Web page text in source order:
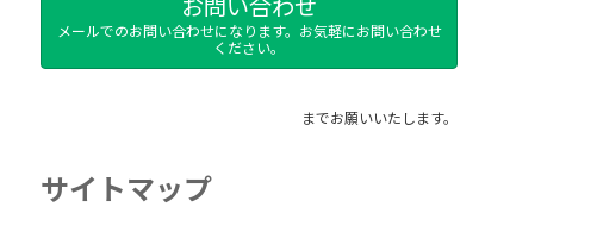
お問い合わせ
メールでのお問い合わせになります。お気軽にお問い合わせ
ください。
までお願いいたします。
サイトマップ